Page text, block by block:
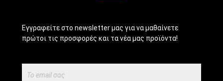
Εγγραφείτε στο newsletter μας για να μαθαίνετε
πρώτοι τις προσφορές και τα νέα μας προϊόντα!